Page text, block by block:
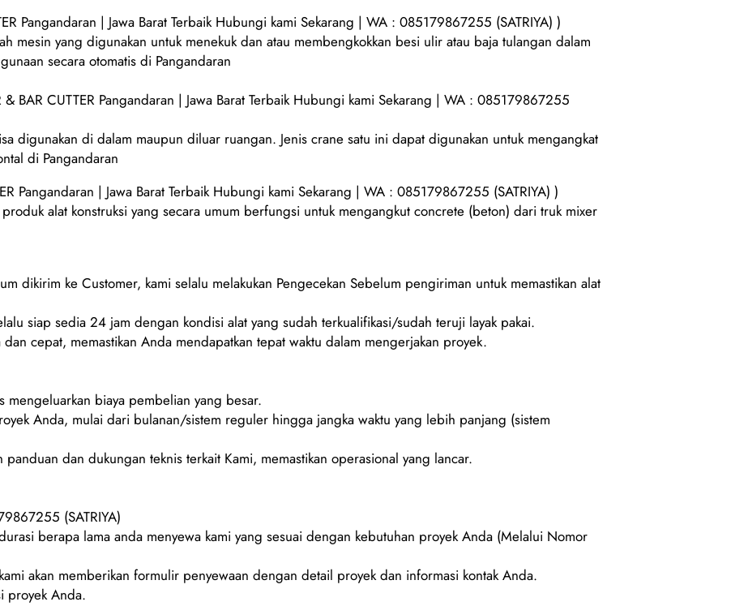
Pangandaran | Jawa Barat Terbaik Hubungi kami Sekarang | WA : 085179867255 (SATRIYA) )
mesin yang digunakan untuk menekuk dan atau membengkokkan besi ulir atau baja tulangan dalam
secara otomatis di Pangandaran
& BAR CUTTER Pangandaran | Jawa Barat Terbaik Hubungi kami Sekarang | WA : 085179867255
digunakan di dalam maupun diluar ruangan. Jenis crane satu ini dapat digunakan untuk mengangkat
di Pangandaran
Pangandaran | Jawa Barat Terbaik Hubungi kami Sekarang | WA : 085179867255 (SATRIYA) )
alat konstruksi yang secara umum berfungsi untuk mengangkut concrete (beton) dari truk mixer
dikirim ke Customer, kami selalu melakukan Pengecekan Sebelum pengiriman untuk memastikan alat
siap sedia 24 jam dengan kondisi alat yang sudah terkualifikasi/sudah teruji layak pakai.
cepat, memastikan Anda mendapatkan tepat waktu dalam mengerjakan proyek.
mengeluarkan biaya pembelian yang besar.
Anda, mulai dari bulanan/sistem reguler hingga jangka waktu yang lebih panjang (sistem
dan dukungan teknis terkait Kami, memastikan operasional yang lancar.
(SATRIYA)
berapa lama anda menyewa kami yang sesuai dengan kebutuhan proyek Anda (Melalui Nomor
akan memberikan formulir penyewaan dengan detail proyek dan informasi kontak Anda.
proyek Anda.